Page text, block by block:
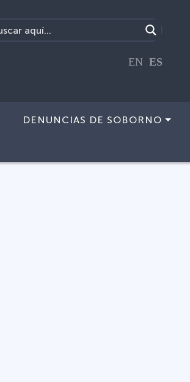
EN ES
DENUNCIAS DE SOBORNO